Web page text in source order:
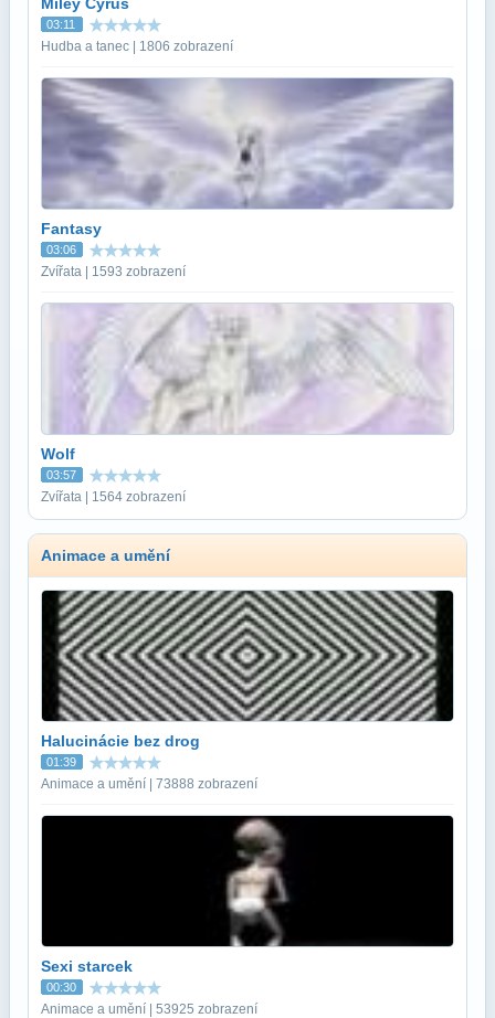
03:11
Hudba a tanec | 1806 zobrazení
Fantasy
03:06
Zvířata | 1593 zobrazení
Wolf
03:57
Zvířata | 1564 zobrazení
Animace a umění
Halucinácie bez drog
01:39
Animace a umění | 73888 zobrazení
Sexi starcek
00:30
Animace a umění | 53925 zobrazení